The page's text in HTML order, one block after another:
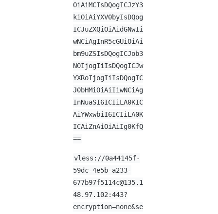
OiAiMCIsDQogICJzY3
kiOiAiYXV0byIsDQog
ICJuZXQiOiAidGNwIi
wNCiAgInR5cGUiOiAi
bm9uZSIsDQogICJob3
N0IjogIiIsDQogICJw
YXRoIjogIiIsDQogIC
J0bHMiOiAiIiwNCiAg
InNuaSI6ICIiLA0KIC
AiYWxwbiI6ICIiLA0K
ICAiZnAiOiAiIg0KfQ
==
vless://0a44145f-
59dc-4e5b-a233-
677b97f5114c@135.1
48.97.102 :443?
encryption=none&se